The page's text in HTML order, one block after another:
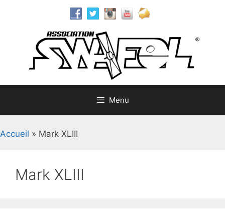
Menu
Accueil » Mark XLIII
Mark XLIII